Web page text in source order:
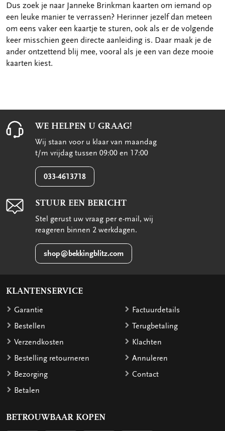
Dus zoek je naar Janneke Brinkman kaarten om iemand op
een leuke manier te verrassen? Herinner jezelf dan meteen
om eens vaker een kaartje te sturen, ook als er de volgende
keer misschien geen directe aanleiding is. Daar maak je de
ander ontzettend blij mee, vooral als je een van deze mooie
kaarten kiest.
WE HELPEN U GRAAG!
Wij staan voor u klaar van maandag
t/m vrijdag tussen 09:00 en 17:00
033-4613718
STUUR EEN BERICHT
Stel gerust uw vraag per e-mail, wij
reageren binnen 2 werkdagen.
shop@bekkingblitz.com
KLANTENSERVICE
Garantie
Bestellen
Verzendkosten
Bestelling retourneren
Bezorging
Betalen
Factuurdetails
Terugbetaling
Klachten
Annuleren
Contact
BETROUWBAAR KOPEN